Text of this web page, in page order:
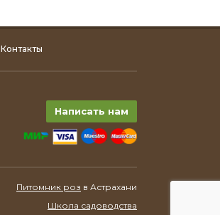
Контакты
Написать нам
Питомник роз в Астрахани
Школа садоводства